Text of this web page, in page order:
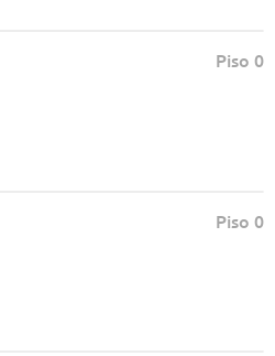
Piso 0
Piso 0